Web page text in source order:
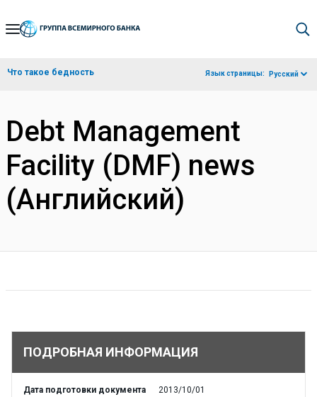
Skip
Navigation
Что такое бедность Язык страницы: Русский
Debt Management
Facility (DMF) news
(Английский)
ПОДРОБНАЯ ИНФОРМАЦИЯ
Дата подготовки документа 2013/10/01